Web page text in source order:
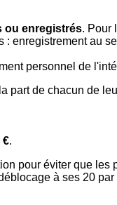
ou enregistrés. Pour
enregistrement au
personnel de
part de chacun de
€.
pour éviter que
à ses 20 par